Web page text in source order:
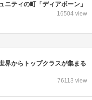
ニティの町「ディアボーン」
16504 view
界からトップクラスが集まる
76113 view